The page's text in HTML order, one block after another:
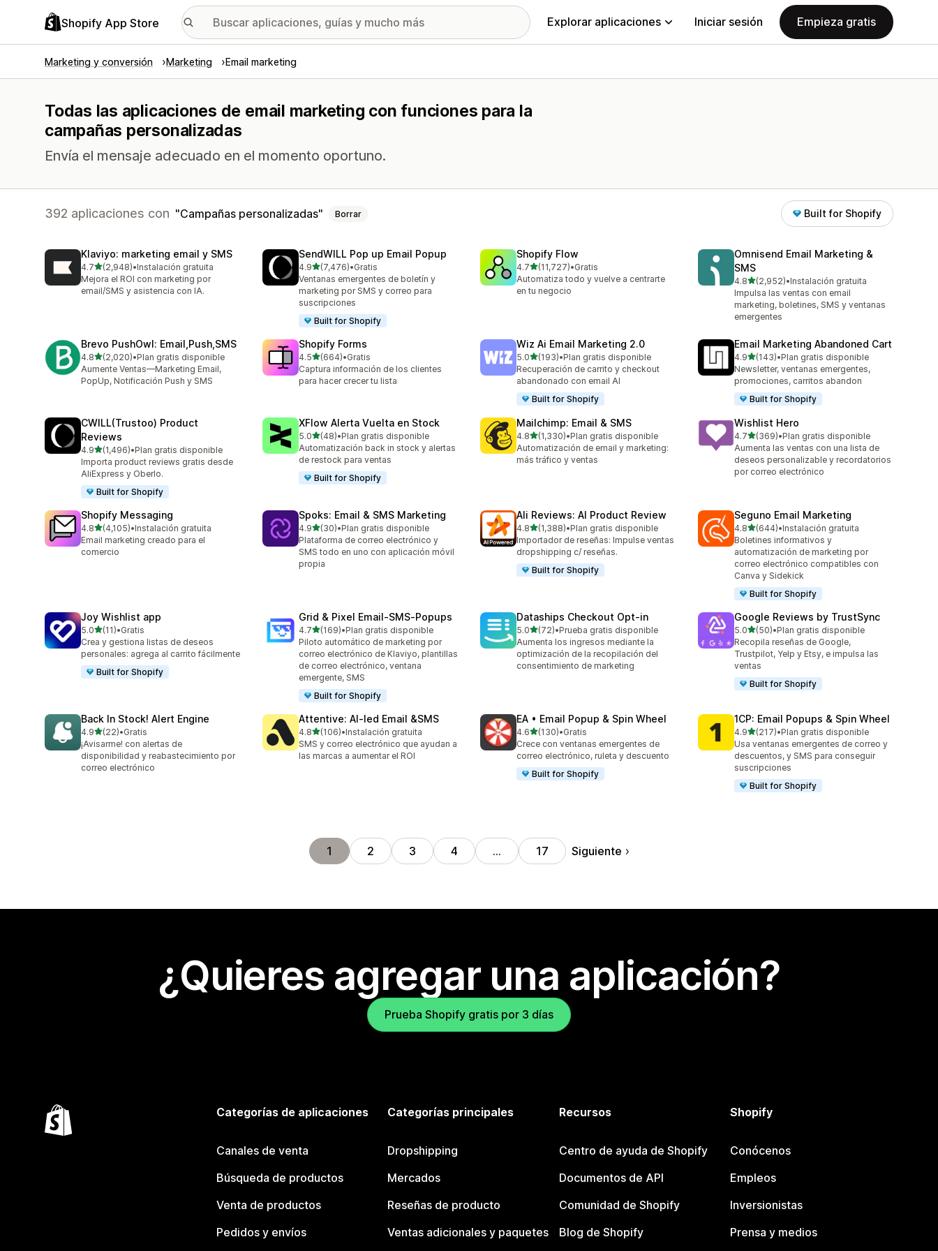
Shopify App Store Explorar aplicaciones Iniciar sesión Empieza gratis
Marketing y conversión Marketing Email marketing
Todas las aplicaciones de email marketing con funciones para la
campañas personalizadas
Envía el mensaje adecuado en el momento oportuno.
392 aplicaciones con Campañas personalizadas Borrar Built for Shopify
Klaviyo: marketing email y SMS
4.7de 5 estrellas
(2,948)
2948 reseñas en total
•Instalación gratuita
Mejora el ROI con marketing por
email/SMS y asistencia con IA.
SendWILL Pop up Email Popup
4.9de 5 estrellas
(7,476)
7476 reseñas en total
•Gratis
Ventanas emergentes de boletín y
marketing por SMS y correo para
suscripciones
Built for Shopify
Shopify Flow
4.7de 5 estrellas
(11,727)
11727 reseñas en total
•Gratis
Automatiza todo y vuelve a centrarte
en tu negocio
Omnisend Email Marketing &
SMS
4.8de 5 estrellas
(2,952)
2952 reseñas en total
•Instalación gratuita
Impulsa las ventas con email
marketing, boletines, SMS y ventanas
emergentes
Brevo PushOwl: Email,Push,SMS
4.8de 5 estrellas
(2,020)
2020 reseñas en total
•Plan gratis disponible
Aumente Ventas—Marketing Email,
PopUp, Notificación Push y SMS
Shopify Forms
4.5de 5 estrellas
(664)
664 reseñas en total
•Gratis
Captura información de los clientes
para hacer crecer tu lista
Wiz Ai Email Marketing 2.0
5.0de 5 estrellas
(193)
193 reseñas en total
•Plan gratis disponible
Recuperación de carrito y checkout
abandonado con email AI
Built for Shopify
Email Marketing Abandoned Cart
4.9de 5 estrellas
(143)
143 reseñas en total
•Plan gratis disponible
Newsletter, ventanas emergentes,
promociones, carritos abandon
Built for Shopify
CWILL(Trustoo) Product
Reviews
4.9de 5 estrellas
(1,496)
1496 reseñas en total
•Plan gratis disponible
Importa product reviews gratis desde
AliExpress y Oberlo.
Built for Shopify
XFlow Alerta Vuelta en Stock
5.0de 5 estrellas
(48)
48 reseñas en total
•Plan gratis disponible
Automatización back in stock y alertas
de restock para ventas
Built for Shopify
Mailchimp: Email & SMS
4.8de 5 estrellas
(1,330)
1330 reseñas en total
•Plan gratis disponible
Automatización de email y marketing:
más tráfico y ventas
Wishlist Hero
4.7de 5 estrellas
(369)
369 reseñas en total
•Plan gratis disponible
Aumenta las ventas con una lista de
deseos personalizable y recordatorios
por correo electrónico
Shopify Messaging
4.8de 5 estrellas
(4,105)
4105 reseñas en total
•Instalación gratuita
Email marketing creado para el
comercio
Spoks: Email & SMS Marketing
4.9de 5 estrellas
(30)
30 reseñas en total
•Plan gratis disponible
Plataforma de correo electrónico y
SMS todo en uno con aplicación móvil
propia
Ali Reviews: AI Product Review
4.8de 5 estrellas
(1,388)
1388 reseñas en total
•Plan gratis disponible
Importador de reseñas: Impulse ventas
dropshipping c/ reseñas.
Built for Shopify
Seguno Email Marketing
4.8de 5 estrellas
(644)
644 reseñas en total
•Instalación gratuita
Boletines informativos y
automatización de marketing por
correo electrónico compatibles con
Canva y Sidekick
Built for Shopify
Joy Wishlist app
5.0de 5 estrellas
(11)
11 reseñas en total
•Gratis
Crea y gestiona listas de deseos
personales: agrega al carrito fácilmente
Built for Shopify
Grid & Pixel Email‑SMS‑Popups
4.7de 5 estrellas
(169)
169 reseñas en total
•Plan gratis disponible
Piloto automático de marketing por
correo electrónico de Klaviyo, plantillas
de correo electrónico, ventana
emergente, SMS
Built for Shopify
Dataships Checkout Opt‑in
5.0de 5 estrellas
(72)
72 reseñas en total
•Prueba gratis disponible
Aumenta los ingresos mediante la
optimización de la recopilación del
consentimiento de marketing
Google Reviews by TrustSync
5.0de 5 estrellas
(50)
50 reseñas en total
•Plan gratis disponible
Recopila reseñas de Google,
Trustpilot, Yelp y Etsy, e impulsa las
ventas
Built for Shopify
Back In Stock! Alert Engine
4.9de 5 estrellas
(22)
22 reseñas en total
•Gratis
¡Avisarme! con alertas de
disponibilidad y reabastecimiento por
correo electrónico
Attentive: AI‑led Email &SMS
4.8de 5 estrellas
(106)
106 reseñas en total
•Instalación gratuita
SMS y correo electrónico que ayudan a
las marcas a aumentar el ROI
EA • Email Popup & Spin Wheel
4.6de 5 estrellas
(130)
130 reseñas en total
•Gratis
Crece con ventanas emergentes de
correo electrónico, ruleta y descuento
Built for Shopify
1CP: Email Popups & Spin Wheel
4.9de 5 estrellas
(217)
217 reseñas en total
•Plan gratis disponible
Usa ventanas emergentes de correo y
descuentos, y SMS para conseguir
suscripciones
Built for Shopify
1 2 3 4 … 17 Siguiente
¿Quieres agregar una aplicación?
Prueba Shopify gratis por 3 días
Categorías de aplicaciones
Canales de venta
Búsqueda de productos
Venta de productos
Pedidos y envíos
Categorías principales
Dropshipping
Mercados
Reseñas de producto
Ventas adicionales y paquetes
Recursos
Centro de ayuda de Shopify
Documentos de API
Comunidad de Shopify
Blog de Shopify
Shopify
Conócenos
Empleos
Inversionistas
Prensa y medios